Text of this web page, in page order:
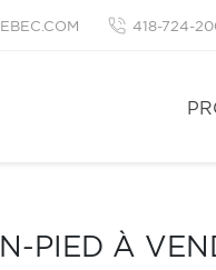
418-724-
PIED À